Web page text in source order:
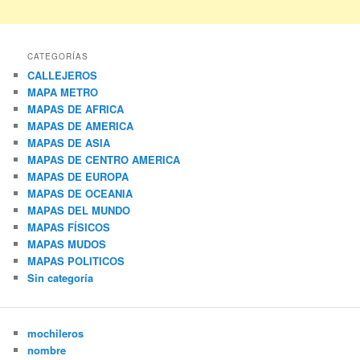
CATEGORÍAS
CALLEJEROS
MAPA METRO
MAPAS DE AFRICA
MAPAS DE AMERICA
MAPAS DE ASIA
MAPAS DE CENTRO AMERICA
MAPAS DE EUROPA
MAPAS DE OCEANIA
MAPAS DEL MUNDO
MAPAS FÍSICOS
MAPAS MUDOS
MAPAS POLITICOS
Sin categoría
mochileros
nombre